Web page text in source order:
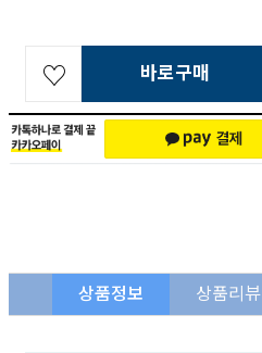
바로구매
상품정보 상품리뷰